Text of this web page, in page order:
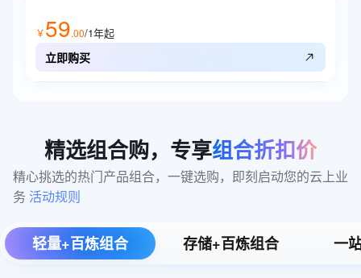
￥59.00/1年起
立即购买
精选组合购，专享组合折扣价
精心挑选的热门产品组合，一键选购，即刻启动您的云上业
务 活动规则
轻量+百炼组合 存储+百炼组合 一